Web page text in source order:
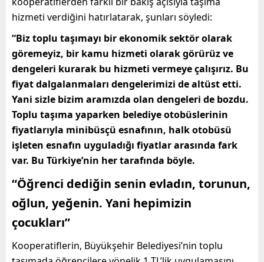
hizmeti verdiğini hatırlatarak, şunları söyledi:
“Biz toplu taşımayı bir ekonomik sektör olarak
göremeyiz, bir kamu hizmeti olarak görürüz ve
dengeleri kurarak bu hizmeti vermeye çalışırız. Bu
fiyat dalgalanmaları dengelerimizi de altüst etti.
Yani sizle bizim aramızda olan dengeleri de bozdu.
Toplu taşıma yaparken belediye otobüslerinin
fiyatlarıyla minibüsçü esnafının, halk otobüsü
işleten esnafın uyguladığı fiyatlar arasında fark
var. Bu Türkiye’nin her tarafında böyle.
“Öğrenci dediğin senin evladın, torunun,
oğlun, yeğenin. Yani hepimizin
çocukları”
Kooperatiflerin, Büyükşehir Belediyesi’nin toplu